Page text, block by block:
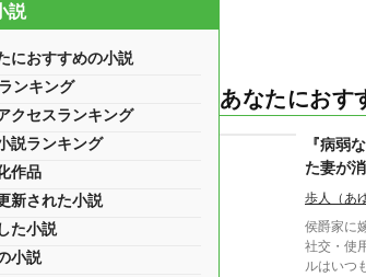
あなたにおす
『病弱
た妻が
て白紙
歩人（あ
侯爵家に
社交・使
ルはいつ
説
におすすめの小説
ンキング
クセスランキング
説ランキング
作品
新された小説
た小説
小説